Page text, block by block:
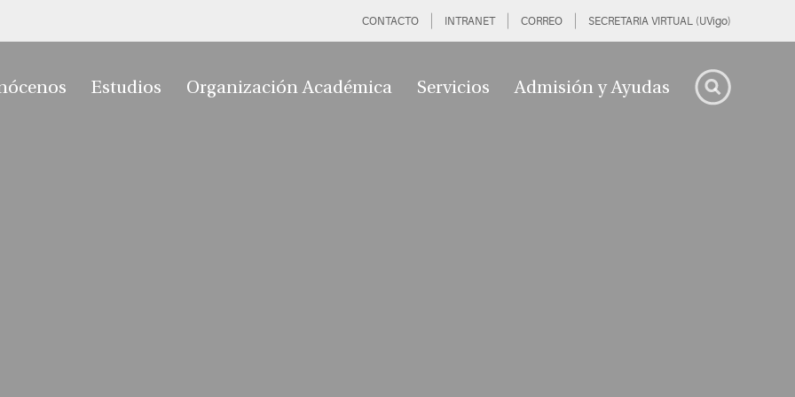
CONTACTO INTRANET CORREO SECRETARIA VIRTUAL (UVigo)
Estudios Organización Académica Servicios Admisión y Ayudas